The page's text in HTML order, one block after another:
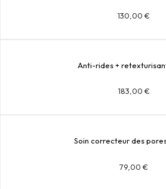
130,00 €
Anti-rides +
183,00 €
Soin correcteur des
79,00 €